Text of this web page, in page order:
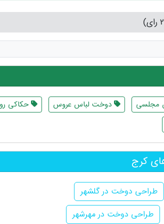
مجلسی دوخت لباس عروس
حکاکی
کرج
طراحی دوخت در گلشهر
طراحی دوخت در مهرشهر